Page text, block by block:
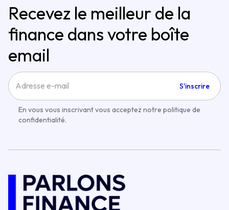
Recevez le meilleur de la
finance dans votre boîte
email
S'inscrire
En vous vous inscrivant vous acceptez notre politique de
confidentialité.